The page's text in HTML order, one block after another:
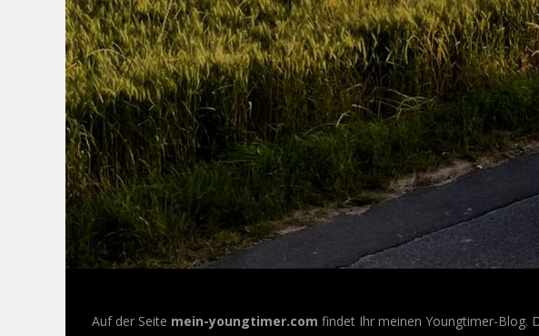
Auf der Seite mein-youngtimer.com findet Ihr meinen Youngtimer-Blog.